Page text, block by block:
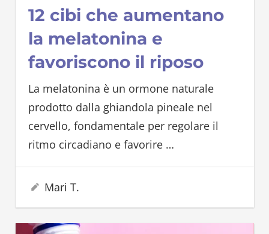
12 cibi che aumentano
la melatonina e
favoriscono il riposo
La melatonina è un ormone naturale
prodotto dalla ghiandola pineale nel
cervello, fondamentale per regolare il
ritmo circadiano e favorire …
29 Settembre 2025
Mari T.